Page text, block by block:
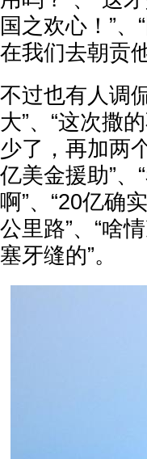
国之欢心！”
在我们去朝贡
不过也有人调
大”、“这次撒
少了，再加两
亿美金援助”
啊”、“20亿确
公里路”、“啥
塞牙缝的”。